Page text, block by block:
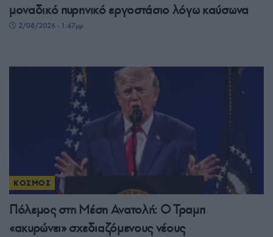
μοναδικό πυρηνικό εργοστάσιο λόγω καύσωνα
2/08/2026 - 1:47μμ
ΚΟΣΜΟΣ
Πόλεμος στη Μέση Ανατολή: Ο Τραμπ
«ακυρώνει» σχεδιαζόμενους νέους